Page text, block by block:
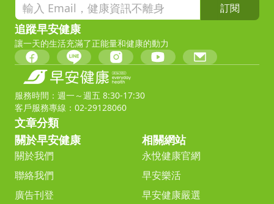
訂閱
追蹤早安健康
讓一天的生活充滿了正能量和健康的動力
服務時間：週一～週五 8:30-17:30
客戶服務專線：02-29128060
文章分類
關於早安健康
關於我們
聯絡我們
廣告刊登
相關網站
永悅健康官網
早安樂活
早安健康嚴選